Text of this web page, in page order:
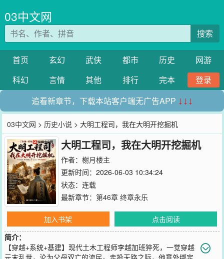
03中文网
搜索
首页 玄幻 武侠 都市 历史
网游
科幻
言情 其他 排行 完本
登录
追看新章节，下载本站客户端无广告APP ↓↓↓
03中文网 > 历史小说 > 大明工程司，我在大明开挖掘机
大明工程司，我在大明开挖掘机
作者： 榭月楼主
更新时间：2026-06-03 10:34:24
状态：连载
最新章节： 第46章 终章永乐
加入书架
点击阅读
简介：
【穿越+系统+基建】现代土木工程师李越加班猝死，一觉穿越
元末乱世，沦为父母双亡的流民。走投无路之际，他意外绑定